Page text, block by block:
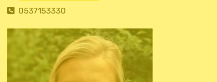
Telefon
0537153330